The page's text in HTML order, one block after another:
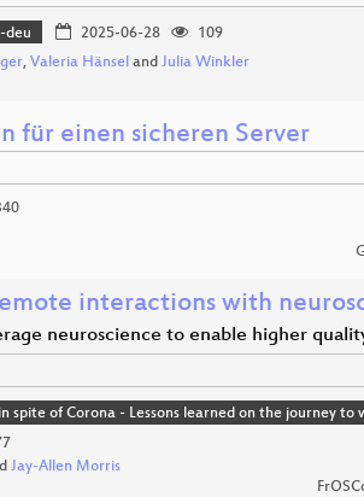
deu 2025-06-28
109
, Valeria Hänsel and Julia Winkler
für einen sicheren Server
interactions with
neuroscience to enable higher
spite of Corona - Lessons learned on the journey to
Jay-Allen Morris